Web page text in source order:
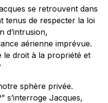
se retrouvent dans
tenus de respecter la loi
d’intrusion,
aérienne imprévue.
le droit à la propriété et
sphère privée.
s’interroge Jacques,